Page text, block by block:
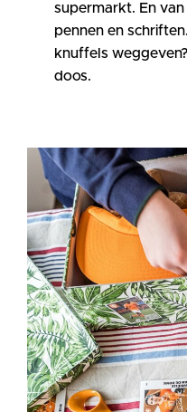
supermarkt. En
pennen en
knuffels
doos.